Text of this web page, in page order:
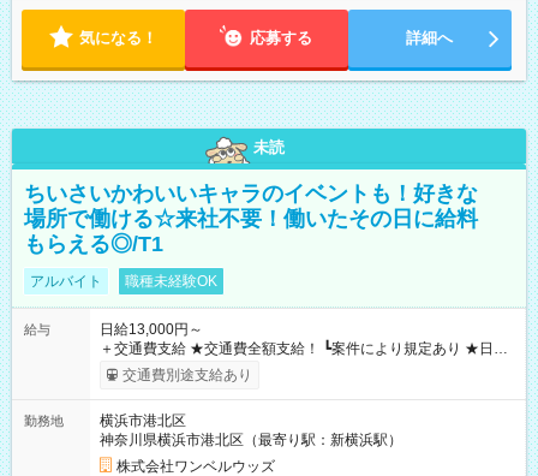
気になる！ 応募する 詳細へ
未読
ちいさいかわいいキャラのイベントも！好きな
場所で働ける☆来社不要！働いたその日に給料
もらえる◎/T1
アルバイト 職種未経験OK
給与
日給13,000円～
＋交通費支給 ★交通費全額支給！ ┗案件により規定あり ★日払
いOK！（規定あり） ┗働いたその日に現金GET♪ お仕事後はコ
ンビニATMから 日払い分を引き落とせます！ 【試用期間】試
交通費別途支給あり
勤務地
横浜市港北区
神奈川県横浜市港北区（最寄り駅：新横浜駅）
株式会社ワンベルウッズ